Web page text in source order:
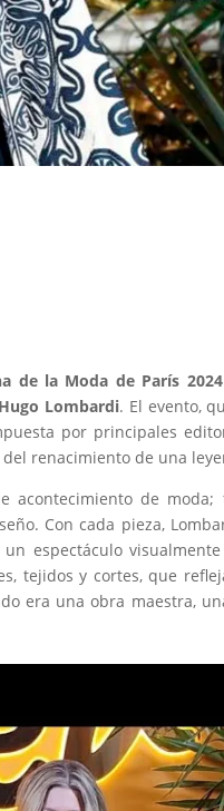
de la Moda de París
Hugo Lombardi. El evento,
por principales
renacimiento de una
acontecimiento de moda;
Con cada pieza,
espectáculo visualmente
tejidos y cortes, que
era una obra maestra,